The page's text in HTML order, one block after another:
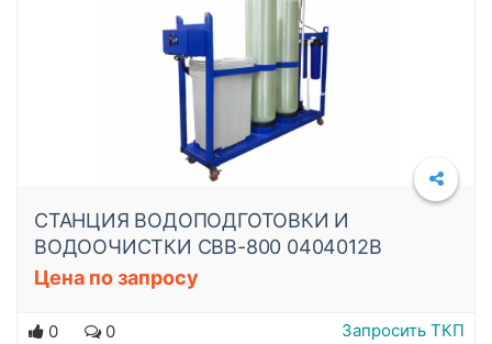
СТАНЦИЯ ВОДОПОДГОТОВКИ И
ВОДООЧИСТКИ СВВ-800 0404012B
Цена по запросу
0 0 Запросить ТКП